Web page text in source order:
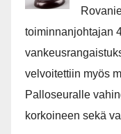
toiminnanjohtajan
velvoitettiin myös
Palloseuralle
korkoineen sekä